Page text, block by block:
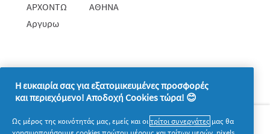
ΑΡΧΟΝΤΩ
ΑΘΗΝΑ
Αργυρω
Σχετικά με την P&G
Η ευκαιρία σας για εξατομικευμένες προσφορές
και περιεχόμενο! Αποδοχή Cookies τώρα! 😊
Ως μέρος της κοινότητάς μας, εμείς και οιτρίτοι συνεργάτες μας θα